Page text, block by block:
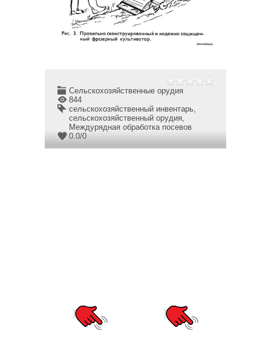
Сельскохозяйственные орудия
844
сельскохозяйственный инвентарь,
сельскохозяйственный орудия,
Междурядная обработка посевов
0.0/0